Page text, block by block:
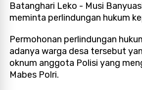
Batanghari Leko - Musi
meminta perlindungan hukum
Permohonan perlindungan
adanya warga desa tersebut
oknum anggota Polisi yang
Mabes Polri.